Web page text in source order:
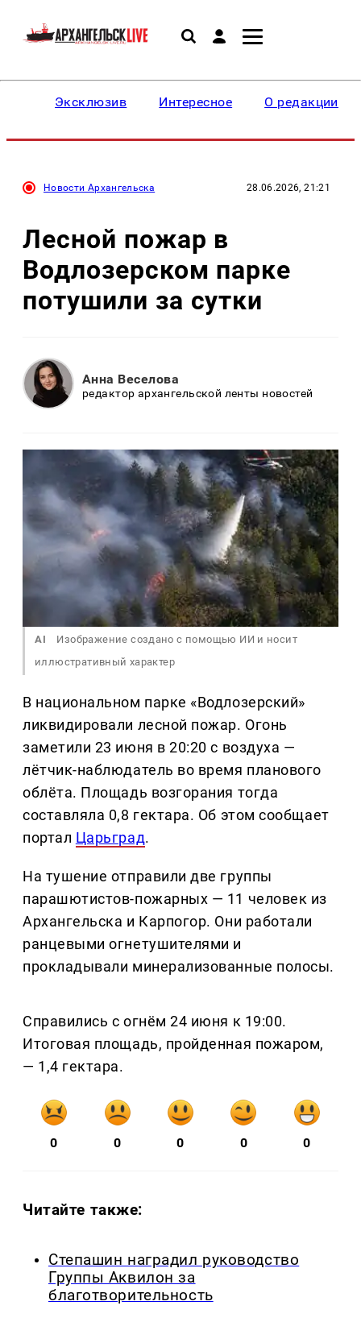
Эксклюзив Интересное О редакции
Новости Архангельска 28.06.2026, 21:21
Лесной пожар в
Водлозерском парке
потушили за сутки
Анна Веселова
редактор архангельской ленты новостей
AI
Изображение создано с помощью ИИ и носит
иллюстративный характер
В национальном парке «Водлозерский»
ликвидировали лесной пожар. Огонь
заметили 23 июня в 20:20 с воздуха —
лётчик-наблюдатель во время планового
облёта. Площадь возгорания тогда
составляла 0,8 гектара. Об этом сообщает
портал Царьград.
На тушение отправили две группы
парашютистов-пожарных — 11 человек из
Архангельска и Карпогор. Они работали
ранцевыми огнетушителями и
прокладывали минерализованные полосы.
Справились с огнём 24 июня к 19:00.
Итоговая площадь, пройденная пожаром,
— 1,4 гектара.
0 0 0 0 0
Читайте также:
Степашин наградил руководство
Группы Аквилон за
благотворительность